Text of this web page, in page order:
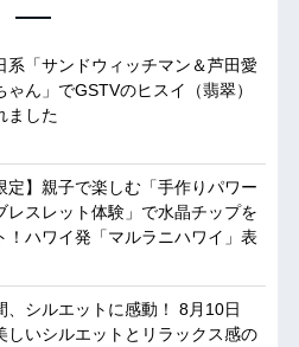
系「サンドウィッチマン＆芦田愛
ゃん」でGSTVのヒスイ（翡翠）
ました
定】親子で楽しむ「手作りパワー
レスレット体験」で水晶チップを
！ハワイ発「マルラニハワイ」表
、シルエットに感動！ 8月10日
しいシルエットとリラックス感の